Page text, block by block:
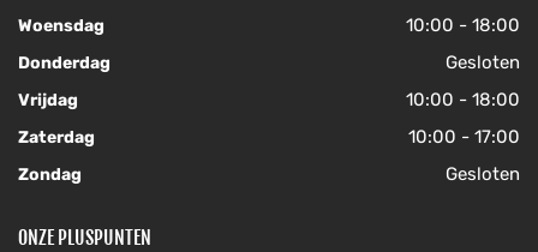
Woensdag 10:00 - 18:00
Donderdag Gesloten
Vrijdag 10:00 - 18:00
Zaterdag 10:00 - 17:00
Zondag Gesloten
ONZE PLUSPUNTEN